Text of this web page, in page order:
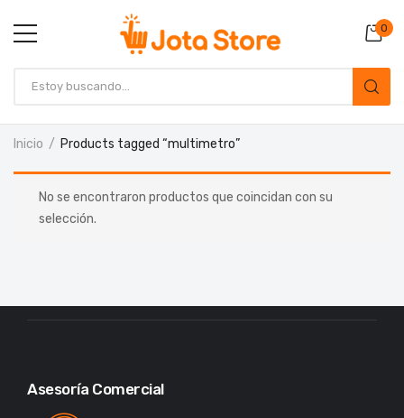
0
Inicio Products tagged “multimetro”
No se encontraron productos que coincidan con su
selección.
Asesoría Comercial